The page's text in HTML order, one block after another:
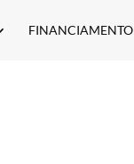
FINANCIAMENTO